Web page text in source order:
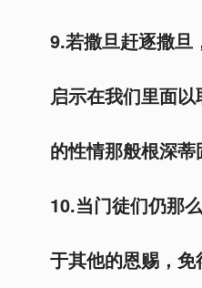
9.若撒旦赶逐撒旦
启示在我们里面
的性情那般根深
10.当门徒们仍那
于其他的恩赐，